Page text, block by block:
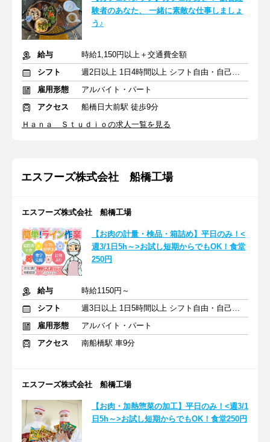
験者のあなた、 一緒に素敵な仕事しましょ
う♪
給与
時給1,150円以上＋交通費全額
シフト
週2日以上 1日4時間以上 シフト自由・自己申告
雇用形態
アルバイト・パート
アクセス
船橋日大前駅 徒歩9分
Ｈａｎａ Ｓｔｕｄｉｏの求人一覧を見る
エスフーズ株式会社 船橋工場
エスフーズ株式会社 船橋工場
【お肉の計量・検品・箱詰め】平日のみ！<
週3/1日5h～>お試し短期からでもOK！食堂
250円
給与
時給1150円～
シフト
週3日以上 1日5時間以上 シフト自由・自己申告
雇用形態
アルバイト・パート
アクセス
南船橋駅 車9分
エスフーズ株式会社 船橋工場
【お肉・加熱惣菜の加工】平日のみ！<週3/1
日5h～>お試し短期からでもOK！食堂250円